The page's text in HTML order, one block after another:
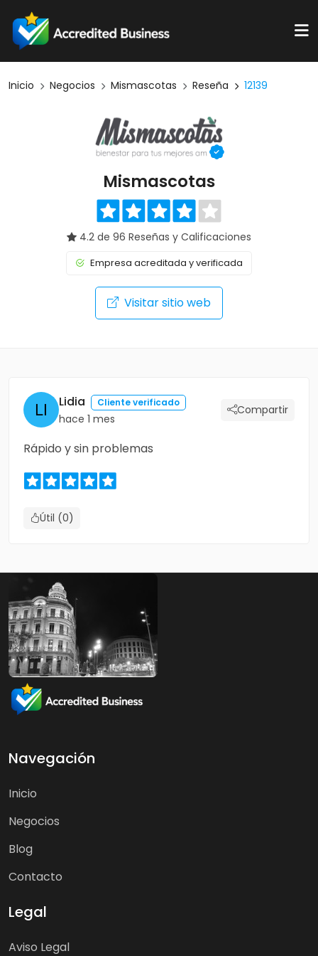
Inicio Negocios Mismascotas Reseña 12139
Mismascotas
4.2 de 96 Reseñas y Calificaciones
Empresa acreditada y verificada
Visitar sitio web
Lidia Cliente verificado
hace 1 mes
Compartir
Rápido y sin problemas
Útil (0)
Navegación
Inicio
Negocios
Blog
Contacto
Legal
Aviso Legal